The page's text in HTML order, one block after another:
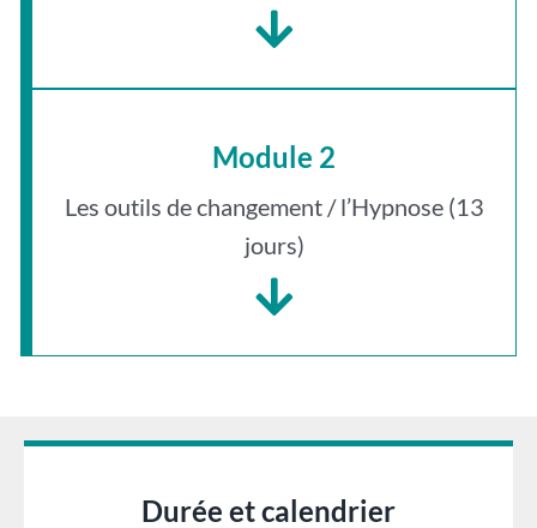
Module 2
Les outils de changement / l’Hypnose (13
jours)
Durée et calendrier